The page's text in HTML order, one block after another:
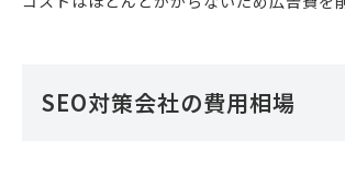
SEO対策会社の費用相場